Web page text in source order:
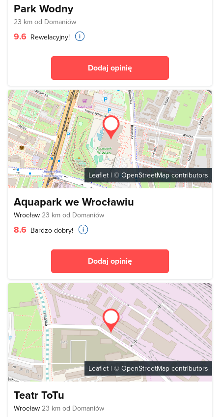
Park Wodny
23 km od Domaniów
9.6 Rewelacyjny!
Dodaj opinię
Leaflet | ©OpenStreetMap contributors
Aquapark we Wrocławiu
Wrocław 23 km od Domaniów
8.6 Bardzo dobry!
Dodaj opinię
Leaflet | © OpenStreetMap contributors
Teatr ToTu
Wrocław 23 km od Domaniów